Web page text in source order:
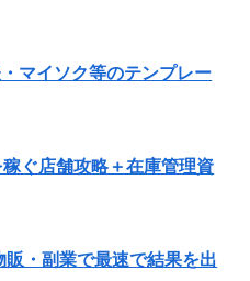
マイソク等のテンプレー
稼ぐ店舗攻略＋在庫管理資
・副業で最速で結果を出